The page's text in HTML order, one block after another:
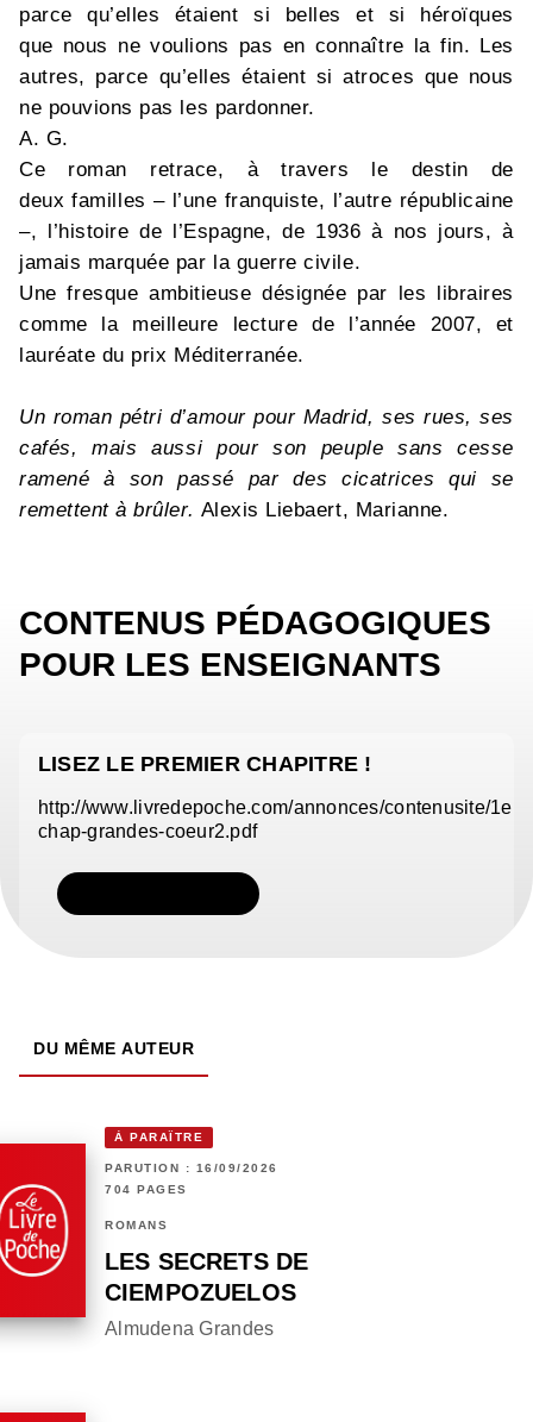
parce qu’elles étaient si belles et si héroïques
que nous ne voulions pas en connaître la fin. Les
autres, parce qu’elles étaient si atroces que nous
ne pouvions pas les pardonner.
A. G.
Ce roman retrace, à travers le destin de
deux familles – l’une franquiste, l’autre républicaine
–, l’histoire de l’Espagne, de 1936 à nos jours, à
jamais marquée par la guerre civile.
Une fresque ambitieuse désignée par les libraires
comme la meilleure lecture de l’année 2007, et
lauréate du prix Méditerranée.
Un roman pétri d’amour pour Madrid, ses rues, ses
cafés, mais aussi pour son peuple sans cesse
ramené à son passé par des cicatrices qui se
remettent à brûler. Alexis Liebaert, Marianne.
CONTENUS PÉDAGOGIQUES
POUR LES ENSEIGNANTS
LISEZ LE PREMIER CHAPITRE !
http://www.livredepoche.com/annonces/contenusite/1er-
chap-grandes-coeur2.pdf
DU MÊME AUTEUR
À PARAÎTRE
PARUTION : 16/09/2026
704 PAGES
ROMANS
LES SECRETS DE
CIEMPOZUELOS
Almudena Grandes